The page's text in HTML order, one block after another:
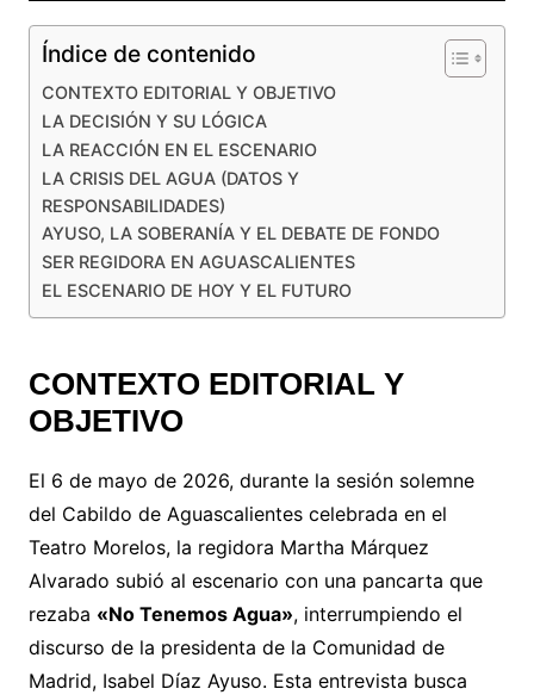
Índice de contenido
CONTEXTO EDITORIAL Y OBJETIVO
LA DECISIÓN Y SU LÓGICA
LA REACCIÓN EN EL ESCENARIO
LA CRISIS DEL AGUA (DATOS Y
RESPONSABILIDADES)
AYUSO, LA SOBERANÍA Y EL DEBATE DE FONDO
SER REGIDORA EN AGUASCALIENTES
EL ESCENARIO DE HOY Y EL FUTURO
CONTEXTO EDITORIAL Y
OBJETIVO
El 6 de mayo de 2026, durante la sesión solemne
del Cabildo de Aguascalientes celebrada en el
Teatro Morelos, la regidora Martha Márquez
Alvarado subió al escenario con una pancarta que
rezaba «No Tenemos Agua», interrumpiendo el
discurso de la presidenta de la Comunidad de
Madrid, Isabel Díaz Ayuso. Esta entrevista busca